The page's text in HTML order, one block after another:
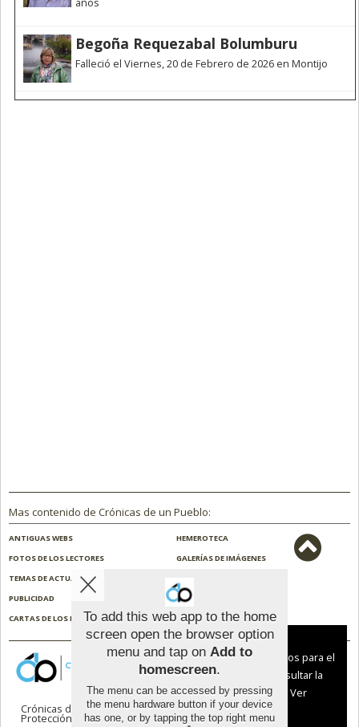
Begoña Requezabal Bolumburu
Falleció el Viernes, 20 de Febrero de 2026 en Montijo
Mas contenido de Crónicas de un Pueblo:
ANTIGUAS WEBS
HEMEROTECA
FOTOS DE LOS LECTORES
GALERÍAS DE IMÁGENES
TEMAS DE ACTUALIDAD
PUBLICIDAD
CONTACTO
CARTAS DE LOS LECTORES
ENCUESTAS
Crónicas de un Pueblo |Términos de uso|
Protección de datos
To add this web app to the home
screen open the browser option
menu and tap on Add to
homescreen.
The menu can be accessed by pressing
the menu hardware button if your device
has one, or by tapping the top right menu
Aviso sobre el Uso de cookies:
Utilizamos cookies nuestras y de terceros para el
funcionamiento del digital. Puedes consultar la
lista de cookies y como desconectarlas.
Ver
nuestra Política de Privacidad y Cookies